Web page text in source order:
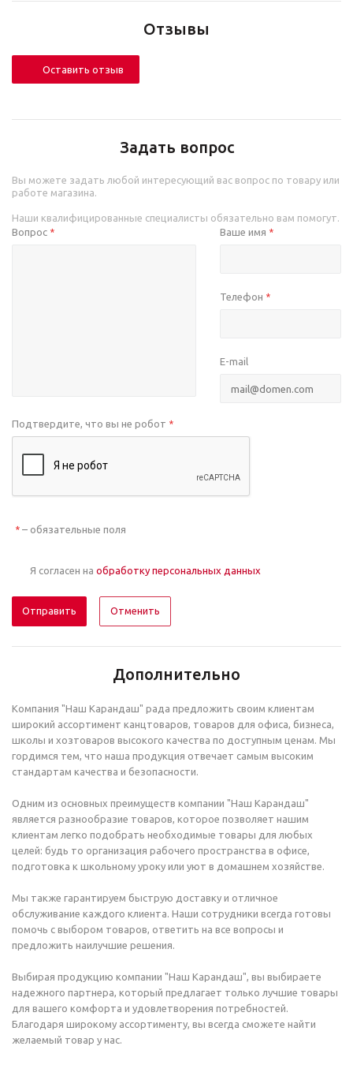
Отзывы
Оставить отзыв
Задать вопрос
Вы можете задать любой интересующий вас вопрос по товару или
работе магазина.
Наши квалифицированные специалисты обязательно вам помогут.
Вопрос * Ваше имя *
Телефон *
E-mail
Подтвердите, что вы не робот *
* – обязательные поля
Я согласен на обработку персональных данных
Отменить
Дополнительно
Компания "Наш Карандаш" рада предложить своим клиентам
широкий ассортимент канцтоваров, товаров для офиса, бизнеса,
школы и хозтоваров высокого качества по доступным ценам. Мы
гордимся тем, что наша продукция отвечает самым высоким
стандартам качества и безопасности.
Одним из основных преимуществ компании "Наш Карандаш"
является разнообразие товаров, которое позволяет нашим
клиентам легко подобрать необходимые товары для любых
целей: будь то организация рабочего пространства в офисе,
подготовка к школьному уроку или уют в домашнем хозяйстве.
Мы также гарантируем быструю доставку и отличное
обслуживание каждого клиента. Наши сотрудники всегда готовы
помочь с выбором товаров, ответить на все вопросы и
предложить наилучшие решения.
Выбирая продукцию компании "Наш Карандаш", вы выбираете
надежного партнера, который предлагает только лучшие товары
для вашего комфорта и удовлетворения потребностей.
Благодаря широкому ассортименту, вы всегда сможете найти
желаемый товар у нас.